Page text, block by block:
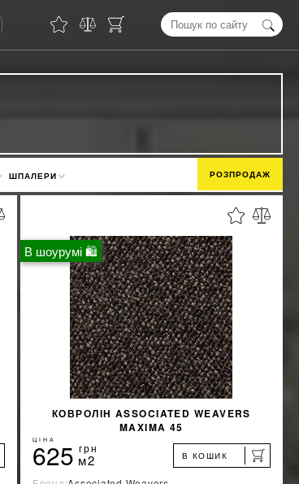
ШПАЛЕРИ РОЗПРОДАЖ
В шоурумі 🛍
КОВРОЛІН ASSOCIATED WEAVERS
MAXIMA 45
ЦІНА
625 грн
м2 В КОШИК